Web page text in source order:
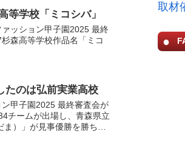
等学校「ミコシバ」
ッション甲子園2025 最終
森高等学校作品名「ミコ
たのは弘前実業高校
甲子園2025 最終審査会が
チームが出場し、青森県立
）」が見事優勝を勝ち取
取材